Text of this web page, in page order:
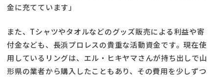
金に充てています」
また、Tシャツやタオルなどのグッズ販売による利益や寄
付金なども、長浜プロレスの貴重な活動資金です。現在使
用しているリングは、エル・ヒキヤマさんが持ち出しで山
形県の業者から購入したこともあり、その費用を少しずつ